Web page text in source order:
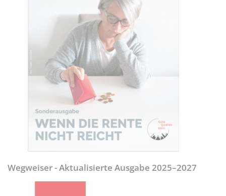
Wegweiser - Aktualisierte Ausgabe 2025–2027